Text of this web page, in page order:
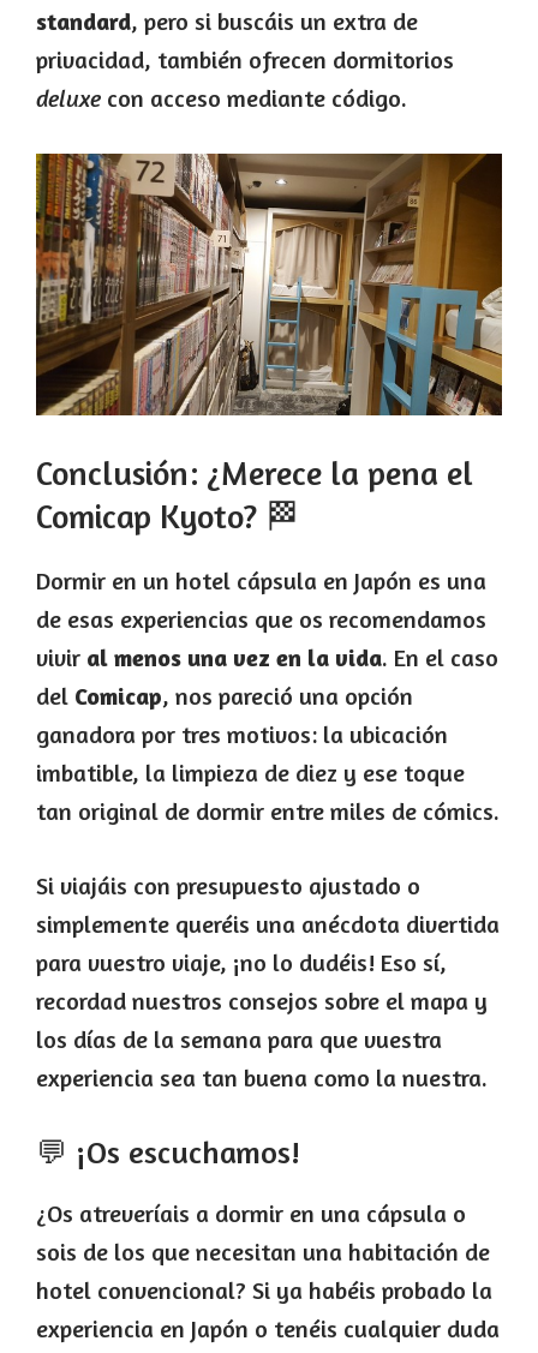
standard, pero si buscáis un extra de
privacidad, también ofrecen dormitorios
deluxe con acceso mediante código.
Conclusión: ¿Merece la pena el
Comicap Kyoto? 🏁
Dormir en un hotel cápsula en Japón es una
de esas experiencias que os recomendamos
vivir al menos una vez en la vida. En el caso
del Comicap, nos pareció una opción
ganadora por tres motivos: la ubicación
imbatible, la limpieza de diez y ese toque
tan original de dormir entre miles de cómics.
Si viajáis con presupuesto ajustado o
simplemente queréis una anécdota divertida
para vuestro viaje, ¡no lo dudéis! Eso sí,
recordad nuestros consejos sobre el mapa y
los días de la semana para que vuestra
experiencia sea tan buena como la nuestra.
💬 ¡Os escuchamos!
¿Os atreveríais a dormir en una cápsula o
sois de los que necesitan una habitación de
hotel convencional? Si ya habéis probado la
experiencia en Japón o tenéis cualquier duda